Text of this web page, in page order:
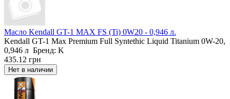
Масло Kendall GT-1 MAX FS (Ti) 0W20 - 0,946 л.
Kendall GT-1 Max Premium Full Syntethic Liquid Titanium 0W-20,
0,946 л Бренд: K
435.12 грн